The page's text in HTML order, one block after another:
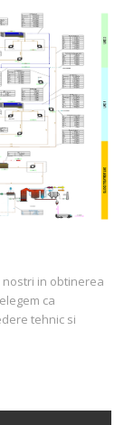
in obtinerea
ca
tehnic si